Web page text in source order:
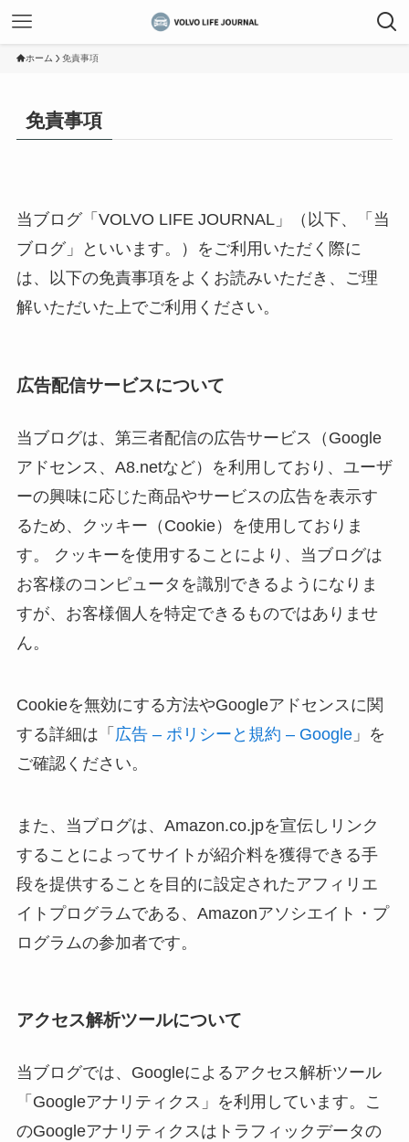
ホーム 免責事項
免責事項
当ブログ「VOLVO LIFE JOURNAL」（以下、「当
ブログ」といいます。）をご利用いただく際に
は、以下の免責事項をよくお読みいただき、ご理
解いただいた上でご利用ください。
広告配信サービスについて
当ブログは、第三者配信の広告サービス（Google
アドセンス、A8.netなど）を利用しており、ユーザ
ーの興味に応じた商品やサービスの広告を表示す
るため、クッキー（Cookie）を使用しておりま
す。 クッキーを使用することにより、当ブログは
お客様のコンピュータを識別できるようになりま
すが、お客様個人を特定できるものではありませ
ん。
Cookieを無効にする方法やGoogleアドセンスに関
する詳細は「 広告 – ポリシーと規約 – Google」を
ご確認ください。
また、当ブログは、Amazon.co.jpを宣伝しリンク
することによってサイトが紹介料を獲得できる手
段を提供することを目的に設定されたアフィリエ
イトプログラムである、Amazonアソシエイト・プ
ログラムの参加者です。
アクセス解析ツールについて
当ブログでは、Googleによるアクセス解析ツール
「Googleアナリティクス」を利用しています。こ
のGoogleアナリティクスはトラフィックデータの